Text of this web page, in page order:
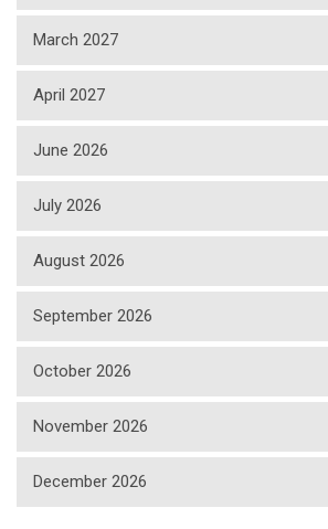
March 2027
April 2027
June 2026
July 2026
August 2026
September 2026
October 2026
November 2026
December 2026